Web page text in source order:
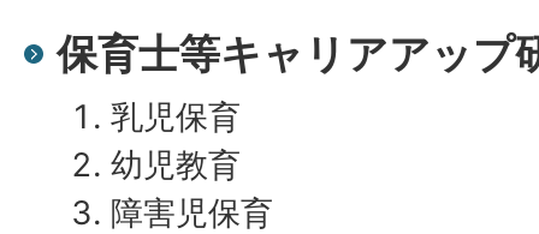
保育士等キャリアアップ
乳児保育
幼児教育
障害児保育